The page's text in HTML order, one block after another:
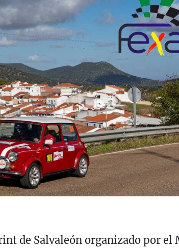
de Salvaleón organizado por el